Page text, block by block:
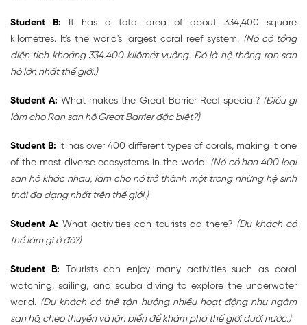
Student B: It has a total area of about 334,400 square
kilometres. It's the world's largest coral reef system. (Nó có tổng
diện tích khoảng 334.400 kilômét vuông. Đó là hệ thống rạn san
hô lớn nhất thế giới.)
Student A: What makes the Great Barrier Reef special? (Điều gì
làm cho Rạn san hô Great Barrier đặc biệt?)
Student B: It has over 400 different types of corals, making it one
of the most diverse ecosystems in the world. (Nó có hơn 400 loại
san hô khác nhau, làm cho nó trở thành một trong những hệ sinh
thái đa dạng nhất trên thế giới.)
Student A: What activities can tourists do there? (Du khách có
thể làm gì ở đó?)
Student B: Tourists can enjoy many activities such as coral
watching, sailing, and scuba diving to explore the underwater
world. (Du khách có thể tận hưởng nhiều hoạt động như ngắm
san hô, chèo thuyền và lặn biển để khám phá thế giới dưới nước.)